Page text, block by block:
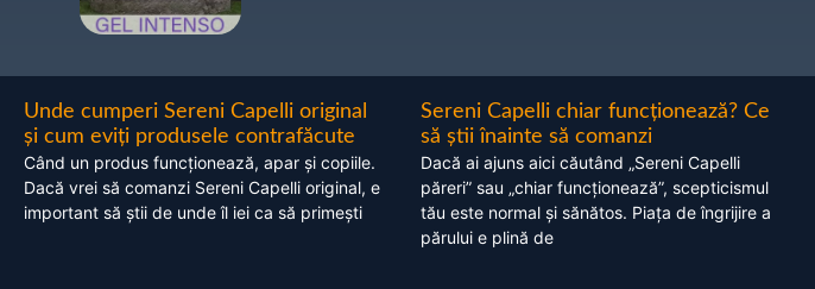
Unde cumperi Sereni Capelli original
și cum eviți produsele contrafăcute
Când un produs funcționează, apar și copiile.
Dacă vrei să comanzi Sereni Capelli original, e
important să știi de unde îl iei ca să primești
Sereni Capelli chiar funcționează? Ce
să știi înainte să comanzi
Dacă ai ajuns aici căutând „Sereni Capelli
păreri” sau „chiar funcționează”, scepticismul
tău este normal și sănătos. Piața de îngrijire a
părului e plină de